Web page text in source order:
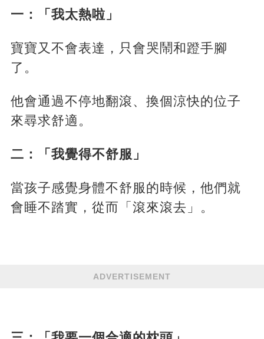
一：「我太熱啦」
寶寶又不會表達，只會哭鬧和蹬手腳
了。
他會通過不停地翻滾、換個涼快的位子
來尋求舒適。
二：「我覺得不舒服」
當孩子感覺身體不舒服的時候，他們就
會睡不踏實，從而「滾來滾去」。
ADVERTISEMENT